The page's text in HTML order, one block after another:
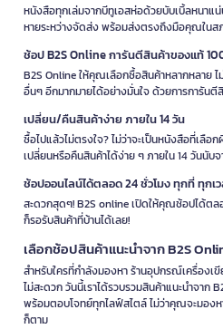
หนังสือทุกเล่มจากบีทูเอสห่อด้วยบับเบิ้ลหนาแ
หายระหว่างจัดส่ง พร้อมส่งตรงถึงมือคุณใน
ช้อป B2S Online การันตีสินค้าของแท้
B2S Online ให้คุณเลือกซื้อสินค้าหลากหลาย ไ
อื่นๆ อีกมากมายได้อย่างมั่นใจ ด้วยการการัน
เปลี่ยน/คืนสินค้าง่าย ภายใน 14 วัน
ซื้อไปแล้วไม่ตรงใจ? ไม่ว่าจะเป็นหนังสือที่เลื
เปลี่ยนหรือคืนสินค้าได้ง่าย ๆ ภายใน 14 วันนับ
ช้อปออนไลน์ได้ตลอด 24 ชั่วโมง ทุกที่ ทุกเ
สะดวกสุดๆ! B2S online เปิดให้คุณช้อปได้ต
ก็รอรับสินค้าที่บ้านได้เลย!
เลือกช้อปสินค้าแนะนำจาก B2S
สำหรับใครที่กำลังมองหา ร้านอุปกรณ์เครื่องเ
ไม่สะดวก วันนี้เราได้รวบรวมสินค้าแนะนำจาก
พร้อมตอบโจทย์ทุกไลฟ์สไตล์ ไม่ว่าคุณจะมอง
ก็ตาม